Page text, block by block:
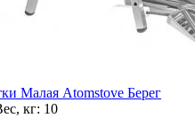
Малая Atomstove Берег
кг: 10